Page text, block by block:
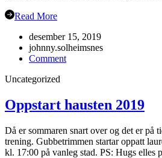
Read More
desember 15, 2019
johnny.solheimsnes
Commenton
Uncategorized
Oppstart hausten 2019
Då er sommaren snart over og det er på
trening. Gubbetrimmen startar oppatt
kl. 17:00 på vanleg stad. PS: Hugs elles